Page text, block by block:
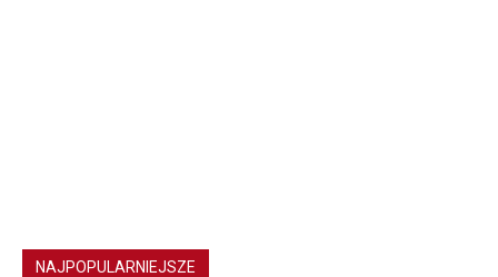
NAJPOPULARNIEJSZE